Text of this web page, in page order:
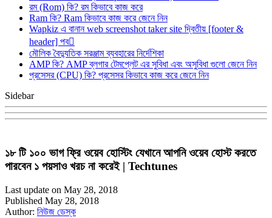
রম (Rom) কি? রম কিভাবে কাজ করে
Ram কি? Ram কিভাবে কাজ করে জেনে নিন
Wapkiz এ বানান web screenshot taker site দ্বিতীয় [footer &
header] পব
মৌলিক বৈদ্যুতিক সরঞ্জাম ব্যবহারের নির্দেশিকা
AMP কি? AMP ব্লগার টেমপ্লেট এর সুবিধা এবং অসুবিধা গুলো জেনে নিন
প্রসেসর (CPU) কি? প্রসেসর কিভাবে কাজ করে জেনে নিন
Sidebar
১৮ টি ১০০ ভাগ ফ্রি ওয়েব হোস্টিং যেখানে আপনি ওয়েব হোস্ট করতে
পারবেন ১ পয়সাও খরচ না করেই | Techtunes
Last update on May 28, 2018
Published May 28, 2018
Author: নিউজ ডেস্ক